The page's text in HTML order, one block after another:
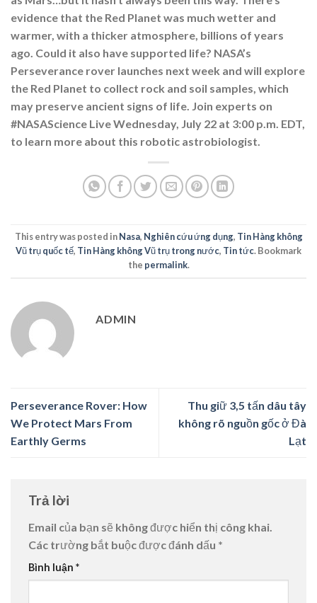
evidence that the Red Planet was much wetter and
warmer, with a thicker atmosphere, billions of years
ago. Could it also have supported life? NASA’s
Perseverance rover launches next week and will explore
the Red Planet to collect rock and soil samples, which
may preserve ancient signs of life. Join experts on
#NASAScience Live Wednesday, July 22 at 3:00 p.m. EDT,
to learn more about this robotic astrobiologist.
This entry was posted inNasa, Nghiên cứu ứng dụng, Tin Hàng không
Vũ trụ quốc tế, Tin Hàng không Vũ trụ trong nước, Tin tức. Bookmark
the permalink.
ADMIN
Perseverance Rover: How
We Protect Mars From
Earthly Germs
Thu giữ 3,5 tấn dâu tây
không rõ nguồn gốc ở Đà
Lạt
Trả lời
Email của bạn sẽ không được hiển thị công khai.
Các trường bắt buộc được đánh dấu *
Bình luận *